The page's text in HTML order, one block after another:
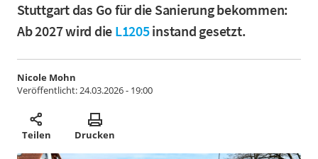
Stuttgart das Go für die Sanierung bekommen:
Ab 2027 wird die L1205instand gesetzt.
Nicole Mohn
Veröffentlicht:24.03.2026 - 19:00
Teilen Drucken